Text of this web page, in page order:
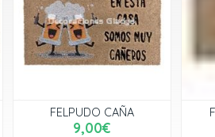
FELPUDO CAÑA
9,00€